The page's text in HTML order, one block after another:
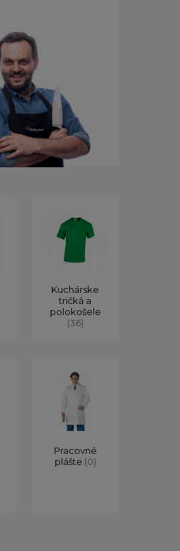
Kuchárske
tričká a
polokošele
(36)
Pracovné
plášte (0)